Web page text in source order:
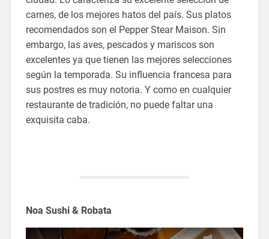
carnes, de los mejores hatos del país. Sus platos
recomendados son el Pepper Stear Maison. Sin
embargo, las aves, pescados y mariscos son
excelentes ya que tienen las mejores selecciones
según la temporada. Su influencia francesa para
sus postres es muy notoria. Y como en cualquier
restaurante de tradición, no puede faltar una
exquisita caba.
Noa Sushi & Robata